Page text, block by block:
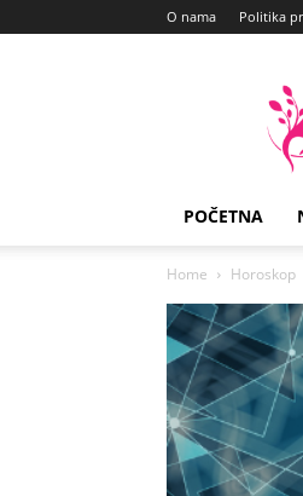
O nama Politika
POČETNA
Home Horoskop